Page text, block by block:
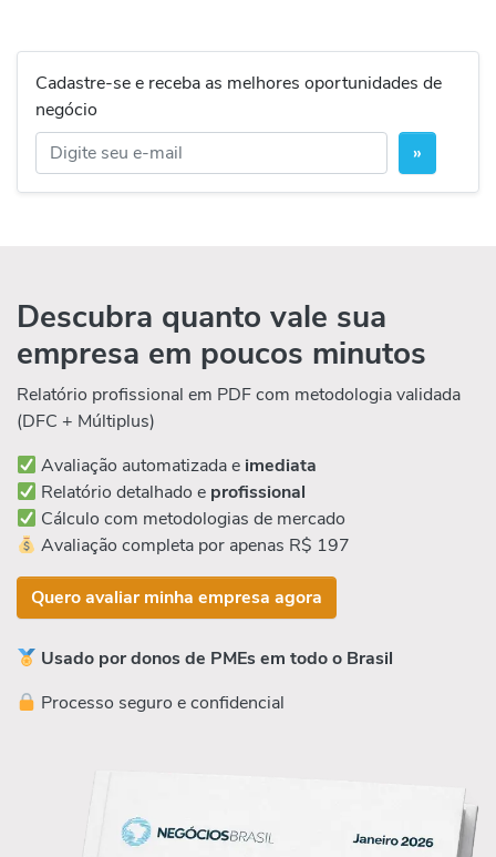
Cadastre-se e receba as melhores oportunidades de
negócio
»
Descubra quanto vale sua
empresa em poucos minutos
Relatório profissional em PDF com metodologia validada
(DFC + Múltiplus)
Avaliação automatizada e imediata
Relatório detalhado e profissional
Cálculo com metodologias de mercado
Avaliação completa por apenas R$ 197
Quero avaliar minha empresa agora
Usado por donos de PMEs em todo o Brasil
Processo seguro e confidencial